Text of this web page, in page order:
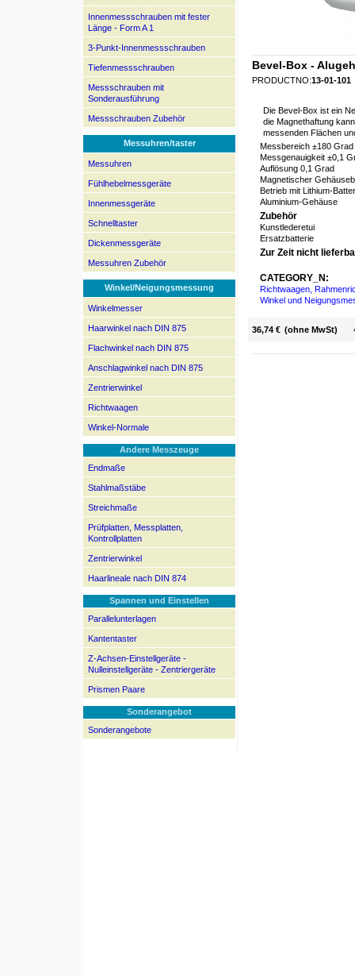
Innenmessschrauben mit fester
Länge - Form A 1
3-Punkt-Innenmessschrauben
Tiefenmessschrauben
Messschrauben mit
Sonderausführung
Messschrauben Zubehör
Messuhren/taster
Messuhren
Fühlhebelmessgeräte
Innenmessgeräte
Schnelltaster
Dickenmessgeräte
Messuhren Zubehör
Winkel/Neigungsmessung
Winkelmesser
Haarwinkel nach DIN 875
Flachwinkel nach DIN 875
Anschlagwinkel nach DIN 875
Zentrierwinkel
Richtwaagen
Winkel-Normale
Andere Messzeuge
Endmaße
Stahlmaßstäbe
Streichmaße
Prüfplatten, Messplatten,
Kontrollplatten
Zentrierwinkel
Haarlineale nach DIN 874
Spannen und Einstellen
Parallelunterlagen
Kantentaster
Z-Achsen-Einstellgeräte -
Nulleinstellgeräte - Zentriergeräte
Prismen Paare
Sonderangebot
Sonderangebote
Bevel-Box -
PRODUCTNO:13-01-101
Die Bevel-Box ist ein
die Magnethaftung
messenden Flächen
Messbereich ±180 Grad
Messgenauigkeit ±0,1
Auflösung 0,1 Grad
Magnetischer
Betrieb mit Lithium-
Aluminium-Gehäuse
Zubehör
Kunstlederetui
Ersatzbatterie
Zur Zeit nicht
CATEGORY_N:
Richtwaagen,
Winkel und
36,74 € (ohne MwSt)